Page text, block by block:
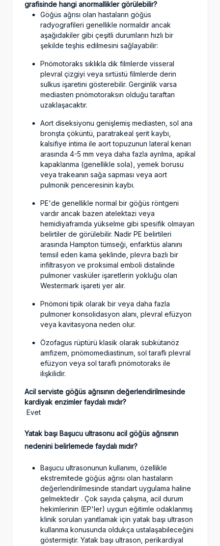
grafisinde hangi anormallikler görülebilir?
Göğüs ağrısı olan hastaların göğüs
radyografileri genellikle normaldir ancak
aşağıdakiler gibi çeşitli durumların hızlı bir
şekilde teşhis edilmesini sağlayabilir:
Pnömotoraks sıklıkla dik filmlerde visseral
plevral çizgiyi veya sırtüstü filmlerde derin
sulkus işaretini gösterebilir. Gerginlik varsa
mediasten pnömotoraksın olduğu taraftan
uzaklaşacaktır.
Aort diseksiyonu genişlemiş mediasten, sol ana
bronşta çöküntü, paratrakeal şerit kaybı,
kalsifiye intima ile aort topuzunun lateral kenarı
arasında 4-5 mm veya daha fazla ayrılma, apikal
kapaklanma (genellikle sola), yemek borusu
veya trakeanın sağa sapması veya aort
pulmonik penceresinin kaybı.
PE'de genellikle normal bir göğüs röntgeni
vardır ancak bazen atelektazi veya
hemidiyaframda yükselme gibi spesifik olmayan
belirtiler de görülebilir. Nadir PE belirtileri
arasında Hampton tümseği, enfarktüs alanını
temsil eden kama şeklinde, plevra bazlı bir
infiltrasyon ve proksimal emboli distalinde
pulmoner vasküler işaretlerin yokluğu olan
Westermark işareti yer alır.
Pnömoni tipik olarak bir veya daha fazla
pulmoner konsolidasyon alanı, plevral efüzyon
veya kavitasyona neden olur.
Özofagus rüptürü klasik olarak subkütanöz
amfizem, pnömomediastinum, sol taraflı plevral
efüzyon veya sol taraflı pnömotoraks ile
ilişkilidir.
Acil serviste göğüs ağrısının değerlendirilmesinde
kardiyak enzimler faydalı mıdır?
Evet
Yatak başı Başucu ultrasonu acil göğüs ağrısının
nedenini belirlemede faydalı mıdır?
Başucu ultrasonunun kullanımı, özellikle
ekstremitede göğüs ağrısı olan hastaların
değerlendirilmesinde standart uygulama haline
gelmektedir . Çok sayıda çalışma, acil durum
hekimlerinin (EP'ler) uygun eğitimle odaklanmış
klinik soruları yanıtlamak için yatak başı ultrason
kullanma konusunda oldukça ustalaşabileceğini
göstermiştir. Yatak başı ultrason, perikardiyal